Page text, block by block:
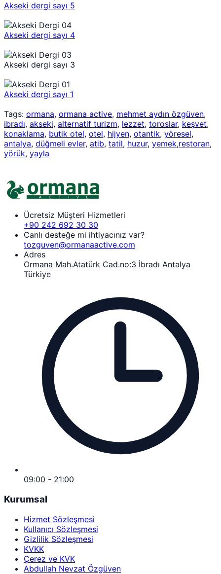
Akseki dergi sayı 5
Akseki dergi sayı 4
Akseki dergi sayı 3
Akseki dergi sayı 1
Tags: ormana, ormana active, mehmet aydın özgüven,
ibradı, akseki, alternatif turizm, lezzet, toroslar, keşvet,
konaklama, butik otel, otel, hijyen, otantik, yöresel,
antalya, düğmeli evler, atib, tatil, huzur, yemek,restoran,
yörük, yayla
Ücretsiz Müşteri Hizmetleri
+90 242 692 30 30
Canlı desteğe mi ihtiyacınız var?
tozguven@ormanaactive.com
Adres
Ormana Mah.Atatürk Cad.no:3 İbradı Antalya
Türkiye
09:00 - 21:00
Kurumsal
Hizmet Sözleşmesi
Kullanıcı Sözleşmesi
Gizlilik Sözleşmesi
KVKK
Çerez ve KVK
Abdullah Nevzat Özgüven